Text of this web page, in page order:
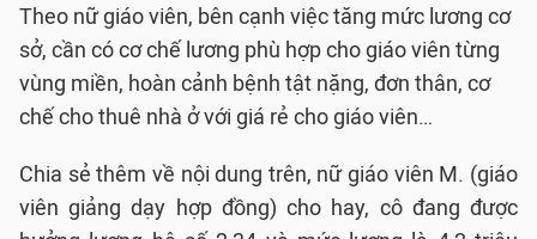
Theo nữ giáo viên, bên cạnh việc tăng mức lương cơ
sở, cần có cơ chế lương phù hợp cho giáo viên từng
vùng miền, hoàn cảnh bệnh tật nặng, đơn thân, cơ
chế cho thuê nhà ở với giá rẻ cho giáo viên…
Chia sẻ thêm về nội dung trên, nữ giáo viên M. (giáo
viên giảng dạy hợp đồng) cho hay, cô đang được